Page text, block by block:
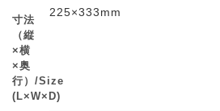
寸法
（縦
×横
×奥
行）/Size
(L×W×D)
225×333mm